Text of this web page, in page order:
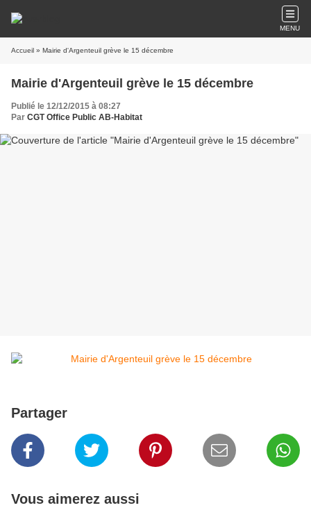
MENU
Accueil » Mairie d'Argenteuil grève le 15 décembre
Mairie d'Argenteuil grève le 15 décembre
Publié le 12/12/2015 à 08:27
Par CGT Office Public AB-Habitat
Partager
Vous aimerez aussi